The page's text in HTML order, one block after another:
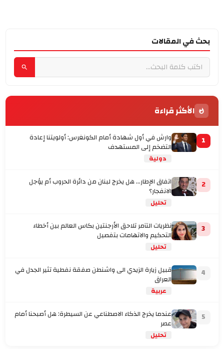
بحث في المقالات
الأكثر قراءة
1 وارش في أول شهادة أمام الكونغرس: أولويتنا إعادة
التضخم إلى المستهدف
دولية
2 اتفاق الإطار... هل يخرج لبنان من دائرة الحروب أم يؤجل
الانفجار؟
تحليل
3 نظريات التآمر تلاحق الأرجنتين بكاس العالم بين أخطاء
التحكيم والاتهامات بتفصيل
تحليل
4 قبيل زيارة الزيدي الى واشنطن صفقة نفطية تثير الجدل في
العراق
عربية
5 عندما يخرج الذكاء الاصطناعي عن السيطرة: هل أصبحنا أمام
عصر
تحليل